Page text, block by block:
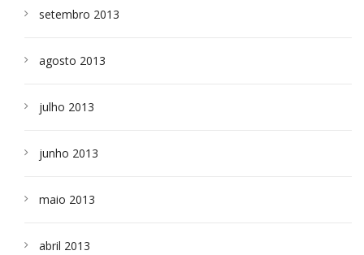
setembro 2013
agosto 2013
julho 2013
junho 2013
maio 2013
abril 2013